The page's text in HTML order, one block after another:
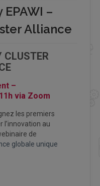
–
Alliance
CLUSTER
–
via Zoom
les premiers
l’innovation au
de
globale unique